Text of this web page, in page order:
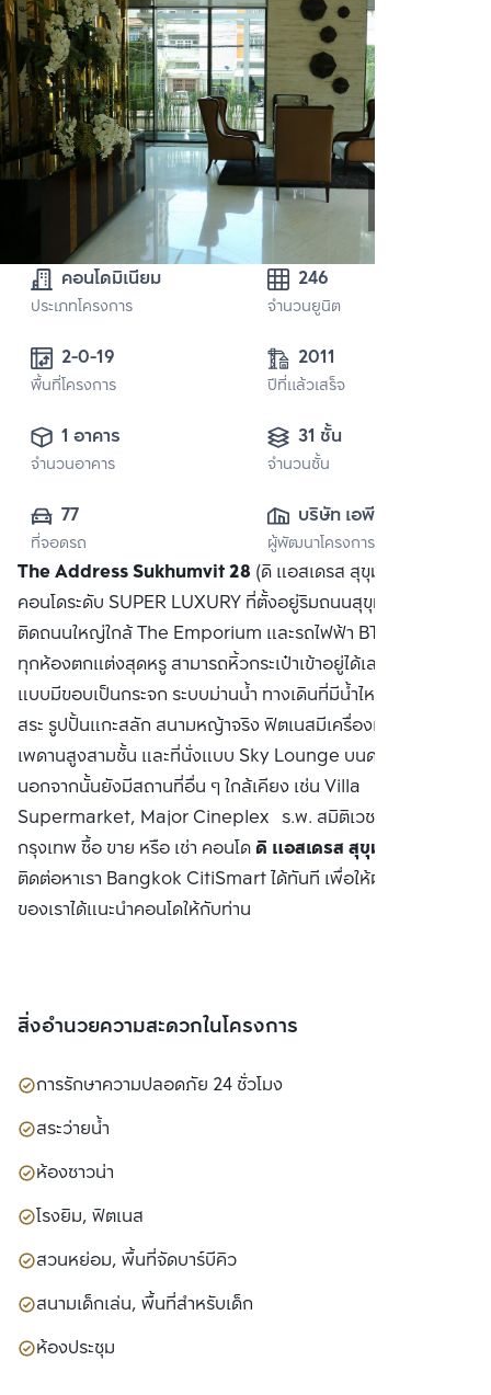
คอนโดมิเนียม
ประเภทโครงการ
246
จำนวนยูนิต
พื้นที่โครงการ
2011
ปีที่แล้วเสร็จ
1 อาคาร
จำนวนอาคาร
31 ชั้น
จำนวนชั้น
77
ที่จอดรถ
บริษัท เอพี เอ็มอี
(สุขุมวิท) จำกัด
ผู้พัฒนาโครงการ
The Address Sukhumvit 28 (ดิ แอสเดรส สุขุมวิท 28)
คอนโดระดับ SUPER LUXURY ที่ตั้งอยู่ริมถนนสุขุมวิท ในทำเล
ติดถนนใหญ่ใกล้ The Emporium และรถไฟฟ้า BTS พร้อมพงษ์
ทุกห้องตกแต่งสุดหรู สามารถหิ้วกระเป๋าเข้าอยู่ได้เลย สระว่ายน้ำ
แบบมีขอบเป็นกระจก ระบบม่านน้ำ ทางเดินที่มีน้ำไหล เตียงรอบ
สระ รูปปั้นแกะสลัก สนามหญ้าจริง ฟิตเนสมีเครื่องเล่นครบครัน
เพดานสูงสามชั้น และที่นั่งแบบ Sky Lounge บนดาดฟ้าชั้น 31
นอกจากนั้นยังมีสถานที่อื่น ๆ ใกล้เคียง เช่น Villa
Supermarket, Major Cineplex ร.พ. สมิติเวช มหาวิทยาลัย
กรุงเทพ ซื้อ ขาย หรือ เช่า คอนโดดิ แอสเดรส สุขุมวิท 28
ติดต่อหาเรา Bangkok CitiSmart ได้ทันที เพื่อให้ผู้เชี่ยวชาญ
ของเราได้แนะนำคอนโดให้กับท่าน
สิ่งอำนวยความสะดวกในโครงการ
การรักษาความปลอดภัย 24 ชั่วโมง
สระว่ายน้ำ
ห้องซาวน่า
โรงยิม, ฟิตเนส
สวนหย่อม, พื้นที่จัดบาร์บีคิว
สนามเด็กเล่น, พื้นที่สำหรับเด็ก
ห้องประชุม